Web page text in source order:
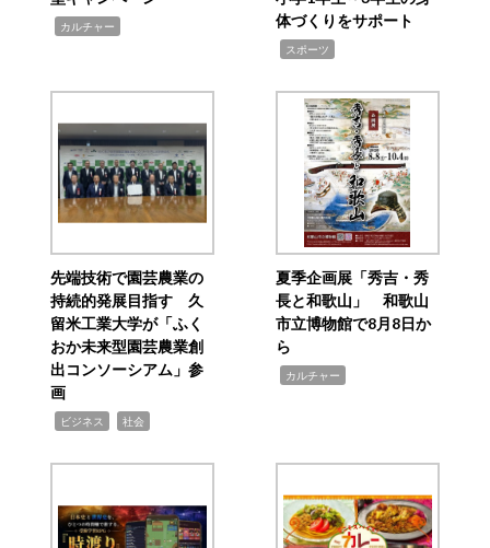
カルチャー
体づくりをサポート
スポーツ
先端技術で園芸農業の
持続的発展目指す 久
留米工業大学が「ふく
おか未来型園芸農業創
出コンソーシアム」参
画
ビジネス 社会
夏季企画展「秀吉・秀
長と和歌山」 和歌山
市立博物館で8月8日か
ら
カルチャー